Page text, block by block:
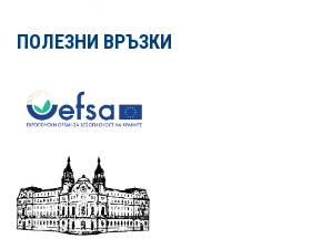
ПОЛЕЗНИ ВРЪЗКИ